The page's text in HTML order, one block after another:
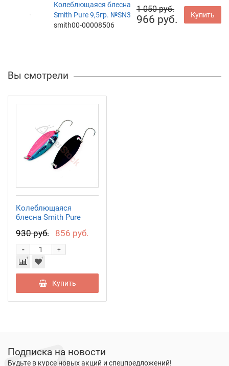
Колеблющаяся блесна
Smith Pure 9,5гр. №SN3
smith00-00008506
1 050 руб.
966 руб. Купить
Вы смотрели
Колеблющаяся
блесна Smith Pure
930 руб. 856 руб.
+
-
Купить
Подписка на новости
Будьте в курсе новых акций и спецпредложений!